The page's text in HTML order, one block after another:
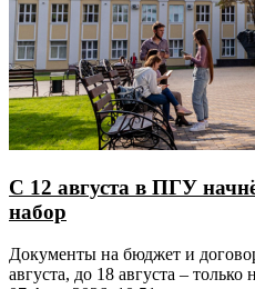
С 12 августа в ПГУ
набор
Документы на бюджет и
августа, до 18 августа – только